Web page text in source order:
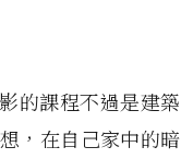
的課程不過是建築
，在自己家中的暗